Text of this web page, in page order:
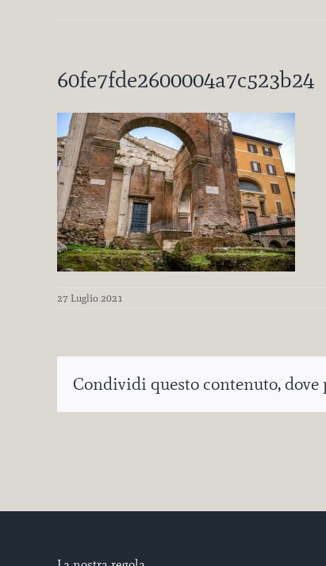
60fe7fde2600004a7c523b24
27 Luglio 2021
Condividi questo contenuto, dove